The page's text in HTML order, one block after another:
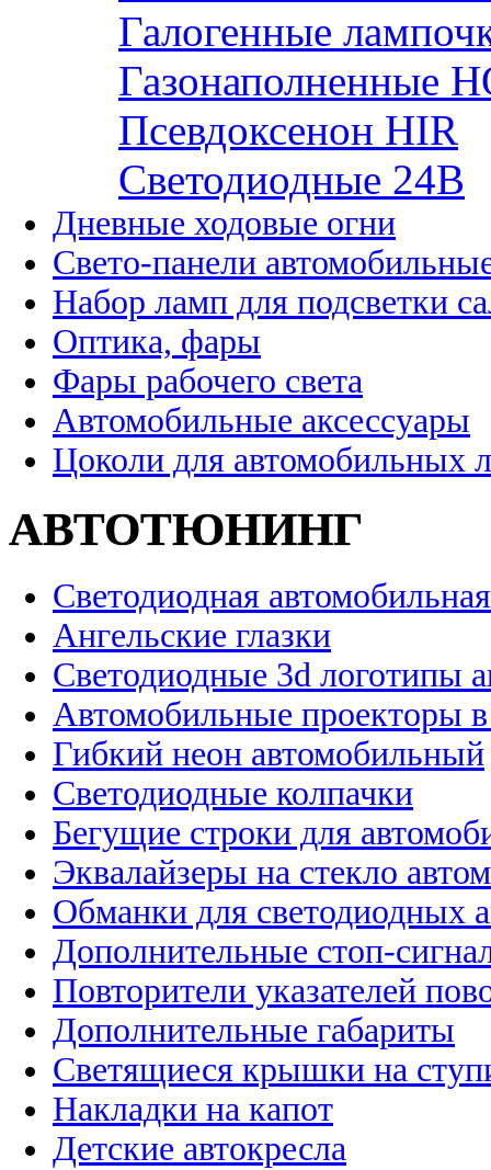
Галогенные
Газонаполненные
Псевдоксенон HIR
Cветодиодные 24B
Дневные ходовые огни
Свето-панели
Набор ламп для подсветки
Оптика, фары
Фары рабочего света
Автомобильные аксессуары
Цоколи для автомобильных
АВТОТЮНИНГ
Светодиодная
Ангельские глазки
Светодиодные 3d логотипы
Автомобильные проекторы
Гибкий неон автомобильный
Светодиодные колпачки
Бегущие строки для
Эквалайзеры на стекло
Обманки для светодиодных
Дополнительные стоп-
Повторители указателей
Дополнительные габариты
Светящиеся крышки на
Накладки на капот
Детские автокресла